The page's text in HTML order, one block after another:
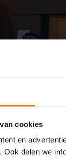
cookies
en
Ook delen we
jouw klus.
te zijn. Bekijk